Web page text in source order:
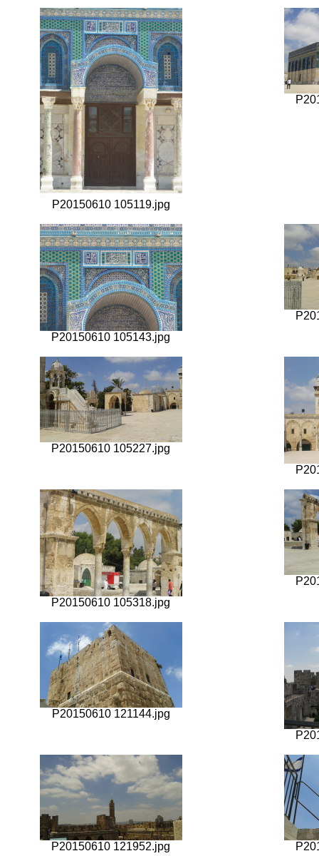
P20150610 105119.jpg
P20150610 105143.jpg
P20150610 105227.jpg
P20150610 105318.jpg
P20150610 121144.jpg
P20150610 121952.jpg